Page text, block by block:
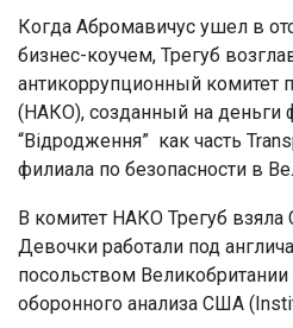
Когда Абромавичус ушел в
бизнес-коучем, Трегуб
антикоррупционный комитет
(НАКО), созданный на деньги
“Відродження” как часть
филиала по безопасности в
В комитет НАКО Трегуб взяла
Девочки работали под
посольством
оборонного анализа США